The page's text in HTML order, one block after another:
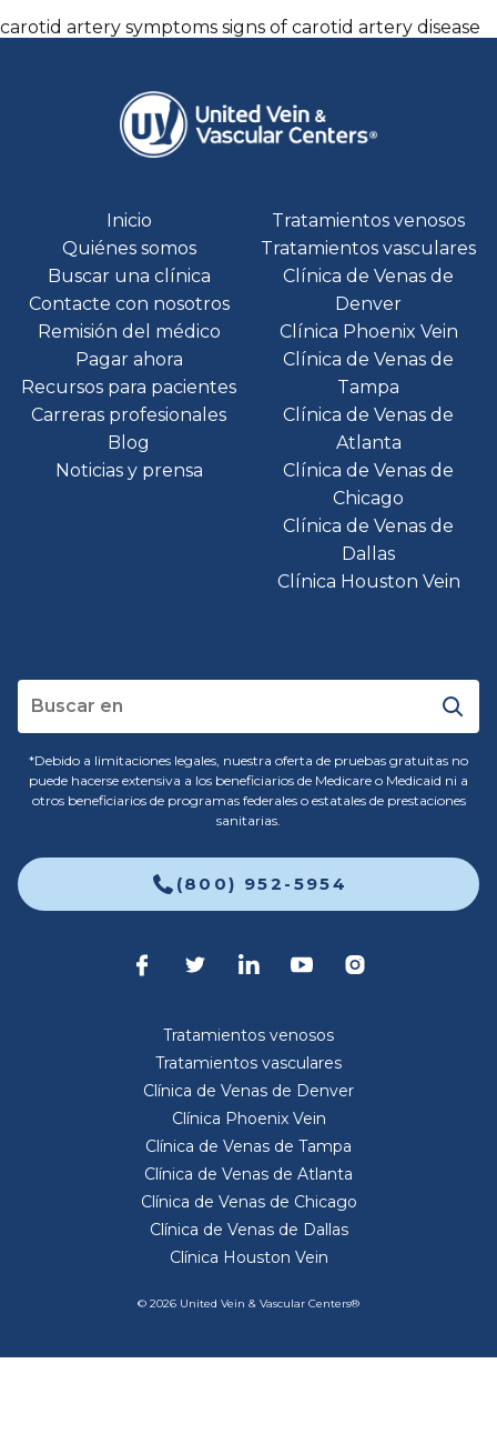
carotid artery symptoms signs of carotid artery disease
Inicio
Quiénes somos
Buscar una clínica
Contacte con nosotros
Remisión del médico
Pagar ahora
Recursos para pacientes
Carreras profesionales
Blog
Noticias y prensa
Tratamientos venosos
Tratamientos vasculares
Clínica de Venas de
Denver
Clínica Phoenix Vein
Clínica de Venas de
Tampa
Clínica de Venas de
Atlanta
Clínica de Venas de
Chicago
Clínica de Venas de
Dallas
Clínica Houston Vein
*Debido a limitaciones legales, nuestra oferta de pruebas gratuitas no
puede hacerse extensiva a los beneficiarios de Medicare o Medicaid ni a
otros beneficiarios de programas federales o estatales de prestaciones
sanitarias.
(800) 952-5954
Tratamientos venosos
Tratamientos vasculares
Clínica de Venas de Denver
Clínica Phoenix Vein
Clínica de Venas de Tampa
Clínica de Venas de Atlanta
Clínica de Venas de Chicago
Clínica de Venas de Dallas
Clínica Houston Vein
© 2026 United Vein & Vascular Centers®